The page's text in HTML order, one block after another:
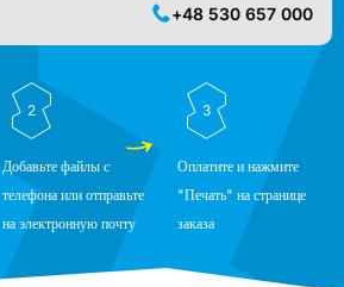
+48 530 657 000
2
Добавьте файлы с
телефона или отправьте
на электронную почту
3
Оплатите и нажмите
"Печать" на странице
заказа